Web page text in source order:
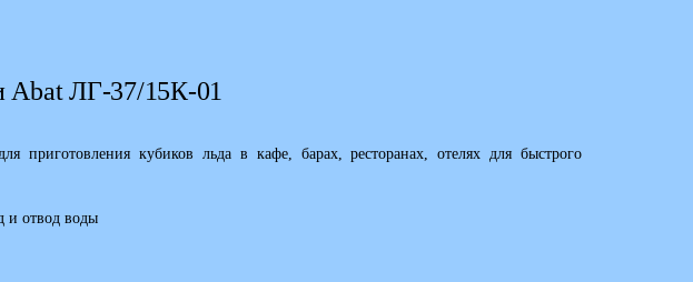
Abat ЛГ-37/15К-01
приготовления кубиков льда в кафе, барах, ресторанах, отелях для быстрого
и отвод воды